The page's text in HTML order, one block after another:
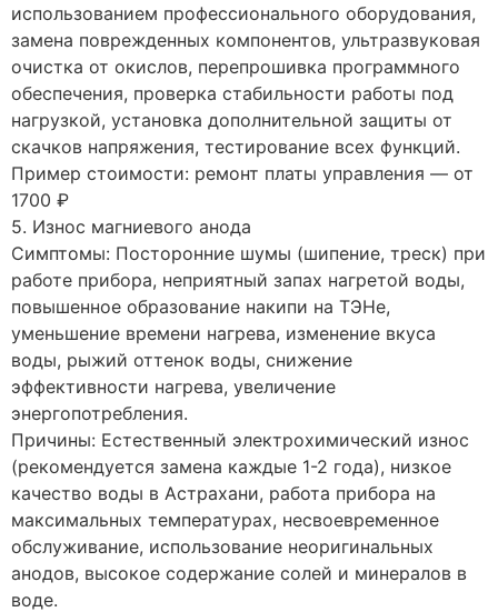
использованием профессионального оборудования,
замена поврежденных компонентов, ультразвуковая
очистка от окислов, перепрошивка программного
обеспечения, проверка стабильности работы под
нагрузкой, установка дополнительной защиты от
скачков напряжения, тестирование всех функций.
Пример стоимости: ремонт платы управления — от
1700 ₽
5. Износ магниевого анода
Симптомы: Посторонние шумы (шипение, треск) при
работе прибора, неприятный запах нагретой воды,
повышенное образование накипи на ТЭНе,
уменьшение времени нагрева, изменение вкуса
воды, рыжий оттенок воды, снижение
эффективности нагрева, увеличение
энергопотребления.
Причины: Естественный электрохимический износ
(рекомендуется замена каждые 1-2 года), низкое
качество воды в Астрахани, работа прибора на
максимальных температурах, несвоевременное
обслуживание, использование неоригинальных
анодов, высокое содержание солей и минералов в
воде.